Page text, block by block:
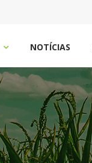
 NOTÍCIAS